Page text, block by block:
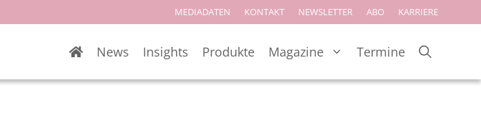
MEDIADATEN KONTAKT NEWSLETTER ABO KARRIERE
News Insights Produkte Magazine Termine